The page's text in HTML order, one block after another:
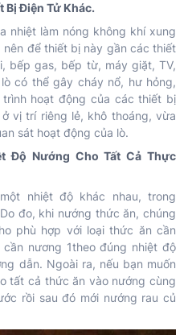
Bị Điện Tử Khác.
nhiệt làm nóng không khí xung
để thiết bị này gần các thiết
bếp gas, bếp từ, máy giặt, TV,
có thể gây cháy nổ, hư hỏng,
hoạt động của các thiết bị
vị trí riêng lẻ, khô thoáng, vừa
sát hoạt động của lò.
Độ Nướng Cho Tất Cả Thực
nhiệt độ khác nhau, trong
đo, khi nướng thức ăn, chúng
phù hợp với loại thức ăn cần
nương 1theo đúng nhiệt độ
dẫn. Ngoài ra, nếu bạn muốn
tất cả thức ăn vào nướng cùng
rồi sau đó mới nướng rau củ